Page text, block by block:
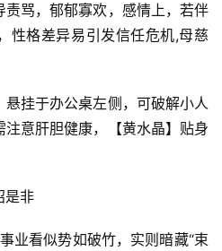
骂，郁郁寡欢，感情上，若伴
性格差异易引发信任危机,母慈
挂于办公桌左侧，可破解小人
意肝胆健康，【黄水晶】贴身
是非
业看似势如破竹，实则暗藏“束